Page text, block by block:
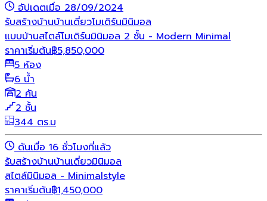
อัปเดตเมื่อ 28/09/2024
รับสร้างบ้านบ้านเดี่ยวโมเดิร์นมินิมอล
แบบบ้านสไตล์โมเดิร์นมินิมอล 2 ชั้น - Modern Minimal
ราคาเริ่มต้น฿5,850,000
5 ห้อง
6 น้ำ
2 คัน
2 ชั้น
344 ตร.ม
ดันเมื่อ 16 ชั่วโมงที่แล้ว
รับสร้างบ้านบ้านเดี่ยวมินิมอล
สไตล์มินิมอล - Minimalstyle
ราคาเริ่มต้น฿1,450,000